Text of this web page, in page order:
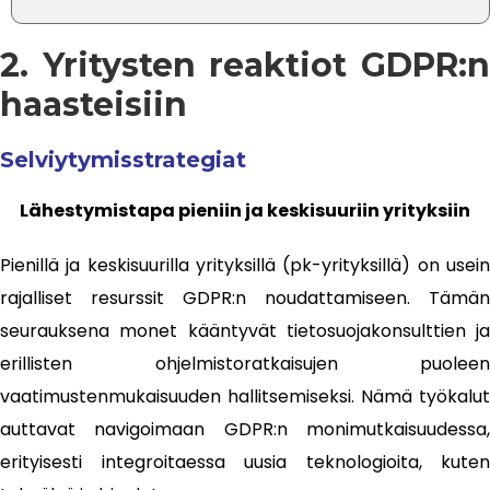
2. Yritysten reaktiot GDPR:n
haasteisiin
Selviytymisstrategiat
Lähestymistapa pieniin ja keskisuuriin yrityksiin
Pienillä ja keskisuurilla yrityksillä (pk-yrityksillä) on usein
rajalliset resurssit GDPR:n noudattamiseen. Tämän
seurauksena monet kääntyvät tietosuojakonsulttien ja
erillisten ohjelmistoratkaisujen puoleen
vaatimustenmukaisuuden hallitsemiseksi. Nämä työkalut
auttavat navigoimaan GDPR:n monimutkaisuudessa,
erityisesti integroitaessa uusia teknologioita, kuten